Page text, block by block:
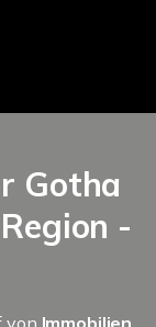
Gotha
-
von Immobilien